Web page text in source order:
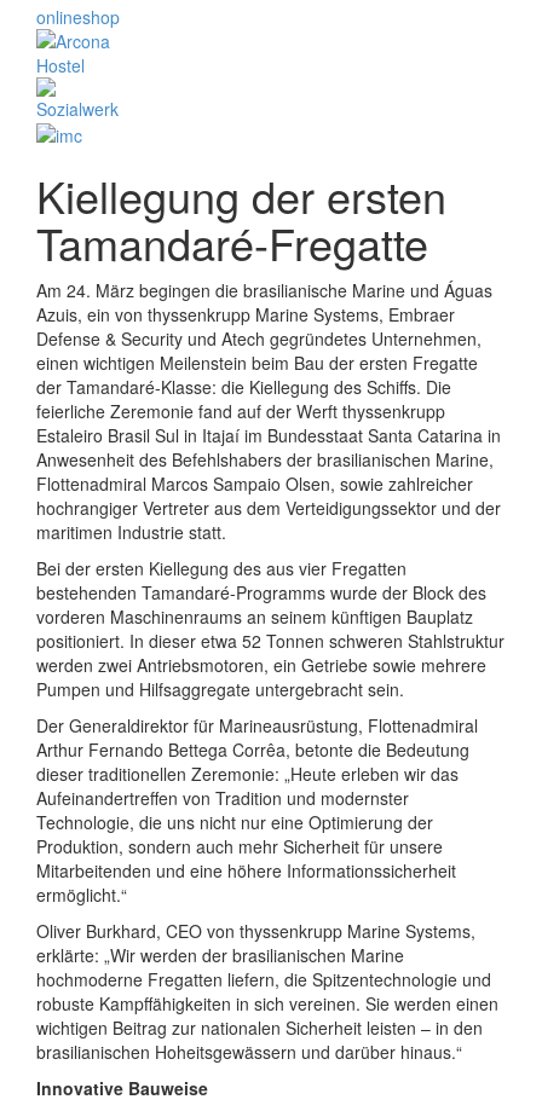
Kiellegung der ersten
Tamandaré-Fregatte
Am 24. März begingen die brasilianische Marine und Águas
Azuis, ein von thyssenkrupp Marine Systems, Embraer
Defense & Security und Atech gegründetes Unternehmen,
einen wichtigen Meilenstein beim Bau der ersten Fregatte
der Tamandaré-Klasse: die Kiellegung des Schiffs. Die
feierliche Zeremonie fand auf der Werft thyssenkrupp
Estaleiro Brasil Sul in Itajaí im Bundesstaat Santa Catarina in
Anwesenheit des Befehlshabers der brasilianischen Marine,
Flottenadmiral Marcos Sampaio Olsen, sowie zahlreicher
hochrangiger Vertreter aus dem Verteidigungssektor und der
maritimen Industrie statt.
Bei der ersten Kiellegung des aus vier Fregatten
bestehenden Tamandaré-Programms wurde der Block des
vorderen Maschinenraums an seinem künftigen Bauplatz
positioniert. In dieser etwa 52 Tonnen schweren Stahlstruktur
werden zwei Antriebsmotoren, ein Getriebe sowie mehrere
Pumpen und Hilfsaggregate untergebracht sein.
Der Generaldirektor für Marineausrüstung, Flottenadmiral
Arthur Fernando Bettega Corrêa, betonte die Bedeutung
dieser traditionellen Zeremonie: „Heute erleben wir das
Aufeinandertreffen von Tradition und modernster
Technologie, die uns nicht nur eine Optimierung der
Produktion, sondern auch mehr Sicherheit für unsere
Mitarbeitenden und eine höhere Informationssicherheit
ermöglicht.“
Oliver Burkhard, CEO von thyssenkrupp Marine Systems,
erklärte: „Wir werden der brasilianischen Marine
hochmoderne Fregatten liefern, die Spitzentechnologie und
robuste Kampffähigkeiten in sich vereinen. Sie werden einen
wichtigen Beitrag zur nationalen Sicherheit leisten – in den
brasilianischen Hoheitsgewässern und darüber hinaus.“
Innovative Bauweise